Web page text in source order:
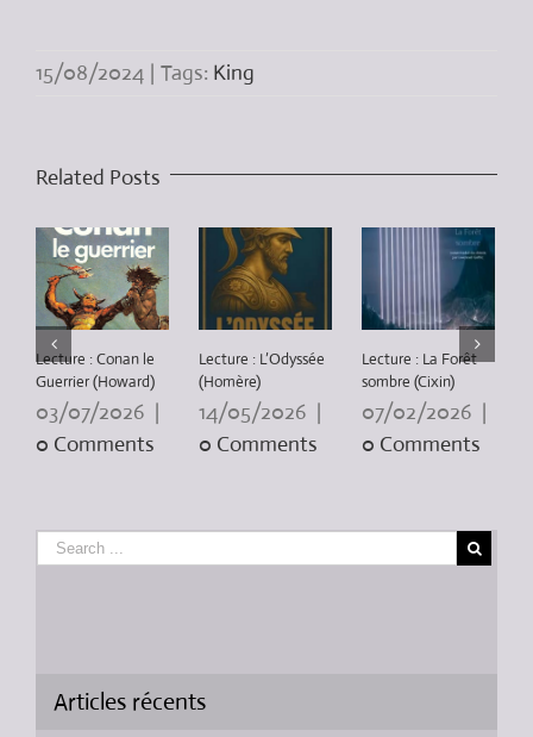
15/08/2024 | Tags: King
Related Posts
Lecture : Conan le
Guerrier (Howard)
03/07/2026 |
0 Comments
Lecture : L’Odyssée
(Homère)
14/05/2026 |
0 Comments
Lecture : La Forêt
sombre (Cixin)
07/02/2026 |
0 Comments
Articles récents